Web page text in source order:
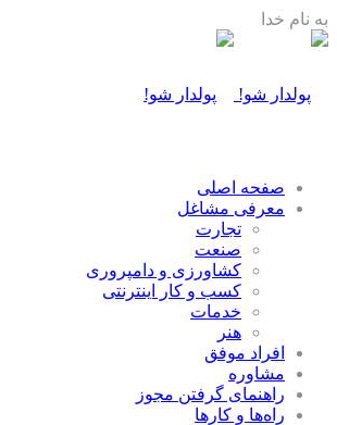
به نام خدا
صفحه اصلی
معرفی مشاغل
تجارت
صنعت
كشاورزی و دامپروری
كسب و كار اينترنتی
خدمات
هنر
افراد موفق
مشاوره
راهنمای گرفتن مجوز
راه‌ها و كارها